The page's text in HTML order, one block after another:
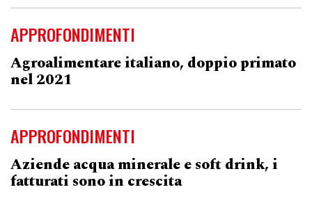
APPROFONDIMENTI
Agroalimentare italiano, doppio primato
nel 2021
APPROFONDIMENTI
Aziende acqua minerale e soft drink, i
fatturati sono in crescita